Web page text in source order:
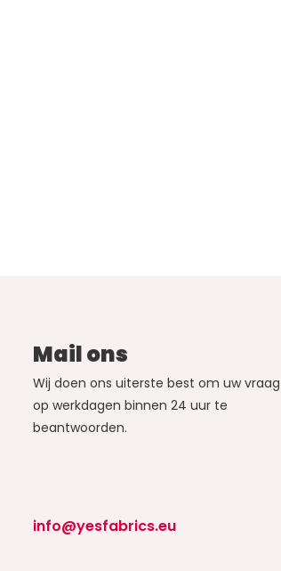
Mail ons
Wij doen ons uiterste best om uw vraag
op werkdagen binnen 24 uur te
beantwoorden.
info@yesfabrics.eu